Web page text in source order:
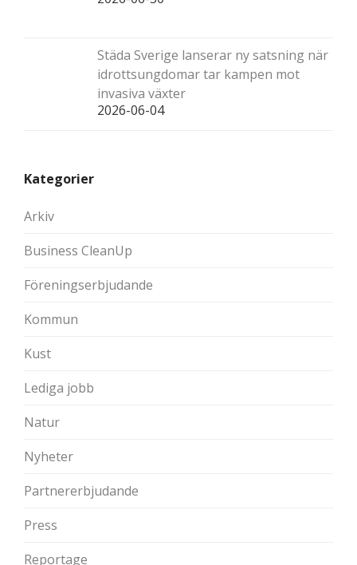
Städa Sverige lanserar ny satsning när
idrottsungdomar tar kampen mot
invasiva växter
2026-06-04
Kategorier
Arkiv
Business CleanUp
Föreningserbjudande
Kommun
Kust
Lediga jobb
Natur
Nyheter
Partnererbjudande
Press
Reportage